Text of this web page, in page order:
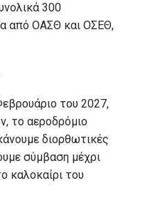
300
από ΟΑΣΘ και ΟΣΕΘ,
του 2027,
το αεροδρόμιο
διορθωτικές
σύμβαση μέχρι
καλοκαίρι του